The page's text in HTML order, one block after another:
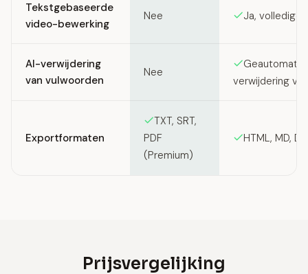
Tekstgebaseerde
video-bewerking
Nee Ja, volledige
AI-verwijdering
van vulwoorden
Nee
verwijdering
Exportformaten
TXT, SRT,
PDF
(Premium)
HTML, MD,
Prijsvergelijking